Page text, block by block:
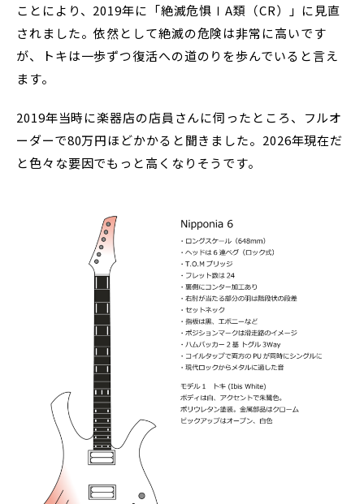
ことにより、2019年に「絶滅危惧ⅠA類（CR）」に見直
されました。依然として絶滅の危険は非常に高いです
が、トキは一歩ずつ復活への道のりを歩んでいると言え
ます。
2019年当時に楽器店の店員さんに伺ったところ、フルオ
ーダーで80万円ほどかかると聞きました。2026年現在だ
と色々な要因でもっと高くなりそうです。